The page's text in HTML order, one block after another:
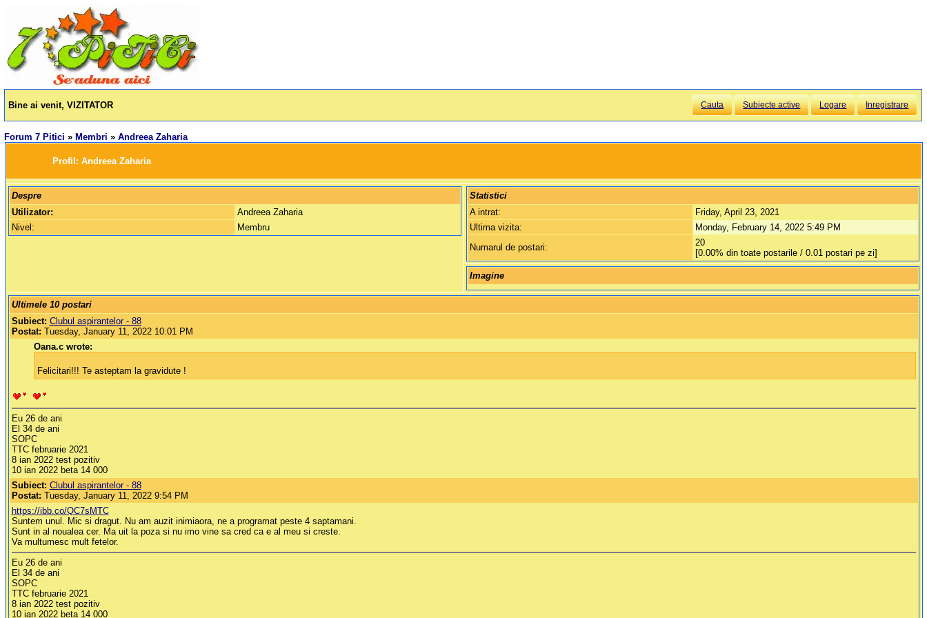
Bine ai venit, VIZITATOR Cauta Subiecte active Logare Inregistrare
Forum 7 Pitici » Membri »Andreea Zaharia
		Profil:
Andreea Zaharia
Despre
Utilizator:
Andreea Zaharia
Nivel:
Membru
Statistici
A intrat:
Friday, April 23, 2021
Ultima vizita:
Monday, February 14, 2022 5:49 PM
Numarul de postari:
20
[0.00% din toate postarile / 0.01 postari pe zi]
Imagine
Ultimele 10 postari
Subiect: Clubul aspirantelor - 88
Postat: Tuesday, January 11, 2022 10:01 PM
Oana.c wrote:
Felicitari!!! Te asteptam la gravidute !
Eu 26 de ani
El 34 de ani
SOPC
TTC februarie 2021
8 ian 2022 test pozitiv
10 ian 2022 beta 14 000
Subiect: Clubul aspirantelor - 88
Postat: Tuesday, January 11, 2022 9:54 PM
https://ibb.co/QC7sMTC
Suntem unul. Mic si dragut. Nu am auzit inimiaora, ne a programat peste 4 saptamani.
Sunt in al noualea cer. Ma uit la poza si nu imo vine sa cred ca e al meu si creste.
Va multumesc mult fetelor.
Eu 26 de ani
El 34 de ani
SOPC
TTC februarie 2021
8 ian 2022 test pozitiv
10 ian 2022 beta 14 000